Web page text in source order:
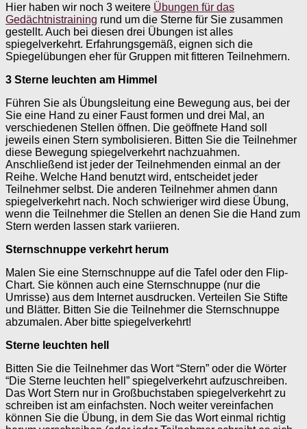
Hier haben wir noch 3 weitere Übungen für das
Gedächtnistraining rund um die Sterne für Sie zusammen
gestellt. Auch bei diesen drei Übungen ist alles
spiegelverkehrt. Erfahrungsgemäß, eignen sich die
Spiegelübungen eher für Gruppen mit fitteren Teilnehmern.
3 Sterne leuchten am Himmel
Führen Sie als Übungsleitung eine Bewegung aus, bei der
Sie eine Hand zu einer Faust formen und drei Mal, an
verschiedenen Stellen öffnen. Die geöffnete Hand soll
jeweils einen Stern symbolisieren. Bitten Sie die Teilnehmer
diese Bewegung spiegelverkehrt nachzuahmen.
Anschließend ist jeder der Teilnehmenden einmal an der
Reihe. Welche Hand benutzt wird, entscheidet jeder
Teilnehmer selbst. Die anderen Teilnehmer ahmen dann
spiegelverkehrt nach. Noch schwieriger wird diese Übung,
wenn die Teilnehmer die Stellen an denen Sie die Hand zum
Stern werden lassen stark variieren.
Sternschnuppe verkehrt herum
Malen Sie eine Sternschnuppe auf die Tafel oder den Flip-
Chart. Sie können auch eine Sternschnuppe (nur die
Umrisse) aus dem Internet ausdrucken. Verteilen Sie Stifte
und Blätter. Bitten Sie die Teilnehmer die Sternschnuppe
abzumalen. Aber bitte spiegelverkehrt!
Sterne leuchten hell
Bitten Sie die Teilnehmer das Wort “Stern” oder die Wörter
“Die Sterne leuchten hell” spiegelverkehrt aufzuschreiben.
Das Wort Stern nur in Großbuchstaben spiegelverkehrt zu
schreiben ist am einfachsten. Noch weiter vereinfachen
können Sie die Übung, in dem Sie das Wort einmal richtig